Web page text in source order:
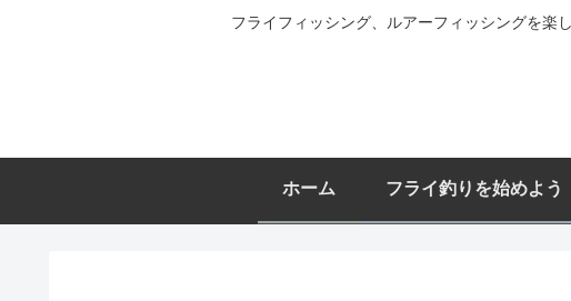
フライフィッシング、ルアーフィッシングを楽
ホーム フライ釣りを始めよう